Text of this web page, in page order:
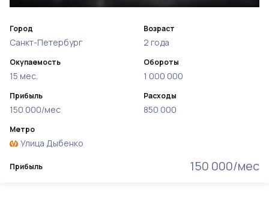
Прибыль 150 000/мес
Город
Санкт-Петербург
Окупаемость
15 мес.
Прибыль
150 000/мес
Возраст
2 года
Обороты
1 000 000
Расходы
850 000
Метро
Улица Дыбенко